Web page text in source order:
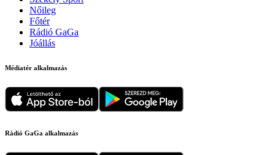
Nőileg
Főtér
Rádió GaGa
Jóállás
Médiatér alkalmazás
Rádió GaGa alkalmazás